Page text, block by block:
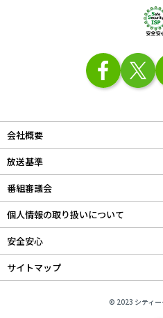
会社概要
放送基準
番組審議会
個人情報の取り扱いについて
安全安心
サイトマップ
© 2023 シティー